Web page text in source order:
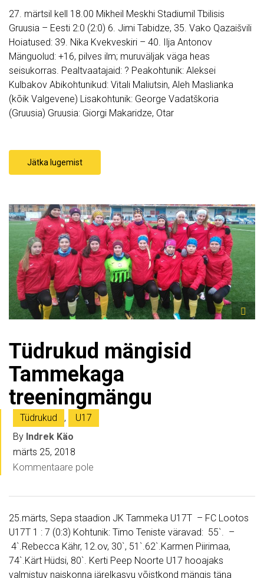
27. märtsil kell 18.00 Mikheil Meskhi Stadiumil Tbilisis
Gruusia – Eesti 2:0 (2:0) 6. Jimi Tabidze, 35. Vako Qazaišvili
Hoiatused: 39. Nika Kvekveskiri – 40. Ilja Antonov
Mänguolud: +16, pilves ilm; muruväljak väga heas
seisukorras. Pealtvaatajaid: ? Peakohtunik: Aleksei
Kulbakov Abikohtunikud: Vitali Maliutsin, Aleh Maslianka
(kõik Valgevene) Lisakohtunik: George Vadatškoria
(Gruusia) Gruusia: Giorgi Makaridze, Otar
Jätka lugemist
Tüdrukud mängisid
Tammekaga
treeningmängu
Tüdrukud ,
U17
By Indrek Käo
märts 25, 2018
Kommentaare pole
25.märts, Sepa staadion JK Tammeka U17T – FC Lootos
U17T 1 : 7 (0:3) Kohtunik: Timo Teniste väravad: 55`. –
4`.Rebecca Kähr, 12.ov, 30`, 51`.62`.Karmen Piirimaa,
74`.Kärt Hüdsi, 80`. Kerti Peep Noorte U17 hooajaks
valmistuv naiskonna järelkasvu võistkond mängis täna